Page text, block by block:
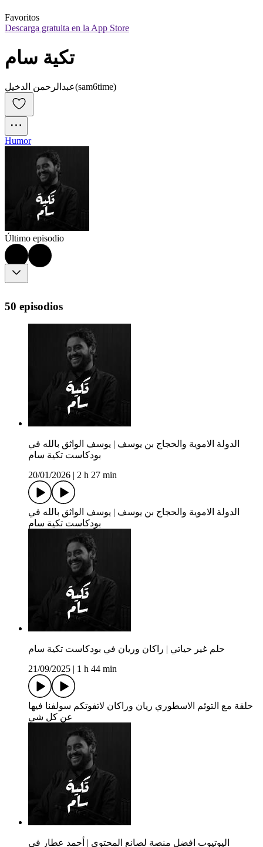
Favoritos
Descarga gratuita en la App Store
تكية سام
عبدالرحمن الدخيل(sam6time)
Humor
Último episodio
50 episodios
الدولة الاموية والحجاج بن يوسف | يوسف الواثق بالله في
بودكاست تكية سام
20/01/2026
2 h 27 min
الدولة الاموية والحجاج بن يوسف | يوسف الواثق بالله في
بودكاست تكية سام
حلم غير حياتي | راكان وريان في بودكاست تكية سام
21/09/2025
1 h 44 min
حلقة مع التوئم الاسطوري ريان وراكان لاتفوتكم سولفنا فيها
عن كل شي
اليوتيوب افضل منصة لصانع المحتوى | أحمد عطار في